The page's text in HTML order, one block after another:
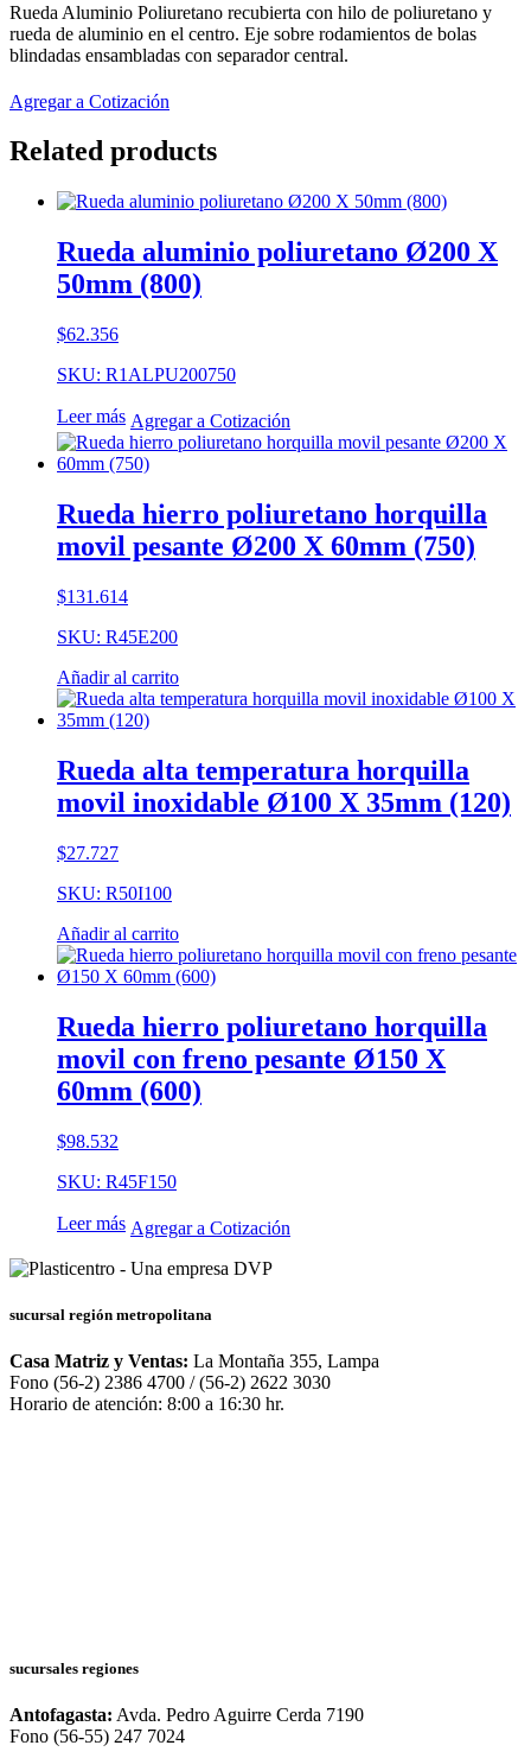
Rueda Aluminio Poliuretano recubierta con hilo de poliuretano y
rueda de aluminio en el centro. Eje sobre rodamientos de bolas
blindadas ensambladas con separador central.
Agregar a Cotización
Related products
Rueda aluminio poliuretano Ø200 X
50mm (800)
$62.356
SKU: R1ALPU200750
Leer más Agregar a Cotización
Rueda hierro poliuretano horquilla
movil pesante Ø200 X 60mm (750)
$131.614
SKU: R45E200
Añadir al carrito
Rueda alta temperatura horquilla
movil inoxidable Ø100 X 35mm (120)
$27.727
SKU: R50I100
Añadir al carrito
Rueda hierro poliuretano horquilla
movil con freno pesante Ø150 X
60mm (600)
$98.532
SKU: R45F150
Leer más Agregar a Cotización
sucursal región metropolitana
Casa Matriz y Ventas: La Montaña 355, Lampa
Fono (56-2) 2386 4700 / (56-2) 2622 3030
Horario de atención: 8:00 a 16:30 hr.
sucursales regiones
Antofagasta: Avda. Pedro Aguirre Cerda 7190
Fono (56-55) 247 7024